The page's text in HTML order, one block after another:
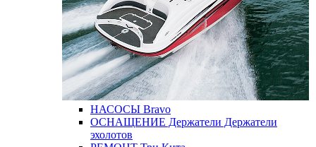
НАСОСЫ Bravo
ОСНАЩЕНИЕ Держатели Держатели
эхолотов